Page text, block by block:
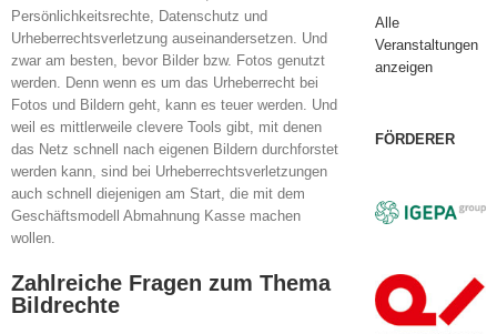
Persönlichkeitsrechte, Datenschutz und
Urheberrechtsverletzung auseinandersetzen. Und
zwar am besten, bevor Bilder bzw. Fotos genutzt
werden. Denn wenn es um das Urheberrecht bei
Fotos und Bildern geht, kann es teuer werden. Und
weil es mittlerweile clevere Tools gibt, mit denen
das Netz schnell nach eigenen Bildern durchforstet
werden kann, sind bei Urheberrechtsverletzungen
auch schnell diejenigen am Start, die mit dem
Geschäftsmodell Abmahnung Kasse machen
wollen.
Zahlreiche Fragen zum Thema
Bildrechte
Alle
Veranstaltungen
anzeigen
FÖRDERER